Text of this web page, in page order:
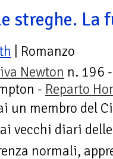
streghe. La
| Romanzo
Newton n. 196 -
- Reparto
un membro del
vecchi diari
normali,